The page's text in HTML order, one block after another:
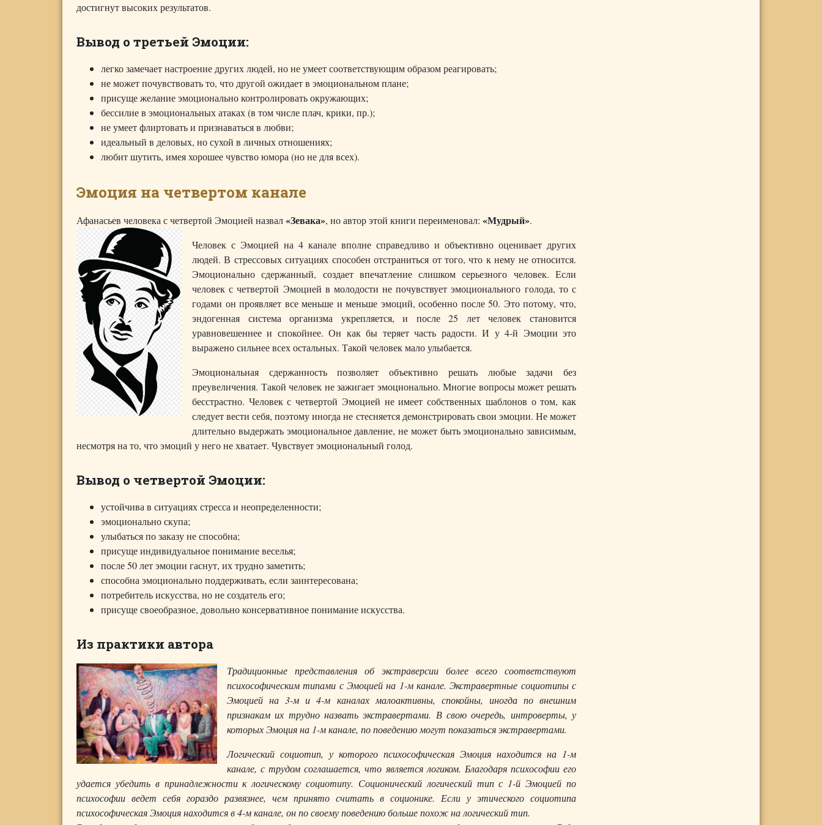
достигнут высоких результатов.
Вывод о третьей Эмоции:
легко замечает настроение других людей, но не умеет соответствующим образом реагировать;
не может почувствовать то, что другой ожидает в эмоциональном плане;
присуще желание эмоционально контролировать окружающих;
бессилие в эмоциональных атаках (в том числе плач, крики, пр.);
не умеет флиртовать и признаваться в любви;
идеальный в деловых, но сухой в личных отношениях;
любит шутить, имея хорошее чувство юмора (но не для всех).
Эмоция на четвертом канале
Афанасьев человека с четвертой Эмоцией назвал«Зевака», но автор этой книги переименовал: «Мудрый».
Человек с Эмоцией на 4 канале вполне справедливо и объективно оценивает других
людей. В стрессовых ситуациях способен отстраниться от того, что к нему не относится.
Эмоционально сдержанный, создает впечатление слишком серьезного человек. Если
человек с четвертой Эмоцией в молодости не почувствует эмоционального голода, то с
годами он проявляет все меньше и меньше эмоций, особенно после 50. Это потому, что,
эндогенная система организма укрепляется, и после 25 лет человек становится
уравновешеннее и спокойнее. Он как бы теряет часть радости. И у 4-й Эмоции это
выражено сильнее всех остальных. Такой человек мало улыбается.
Эмоциональная сдержанность позволяет объективно решать любые задачи без
преувеличения. Такой человек не зажигает эмоционально. Многие вопросы может решать
бесстрастно. Человек с четвертой Эмоцией не имеет собственных шаблонов о том, как
следует вести себя, поэтому иногда не стесняется демонстрировать свои эмоции. Не может
длительно выдержать эмоциональное давление, не может быть эмоционально зависимым,
несмотря на то, что эмоций у него не хватает. Чувствует эмоциональный голод.
Вывод о четвертой Эмоции:
устойчива в ситуациях стресса и неопределенности;
эмоционально скупа;
улыбаться по заказу не способна;
присуще индивидуальное понимание веселья;
после 50 лет эмоции гаснут, их трудно заметить;
способна эмоционально поддерживать, если заинтересована;
потребитель искусства, но не создатель его;
присуще своеобразное, довольно консервативное понимание искусства.
Из практики автора
Традиционные представления об экстраверсии более всего соответствуют
психософическим типами с Эмоцией на 1-м канале. Экстравертные социотипы с
Эмоцией на 3-м и 4-м каналах малоактивны, спокойны, иногда по внешним
признакам их трудно назвать экстравертами. В свою очередь, интроверты, у
которых Эмоция на 1-м канале, по поведению могут показаться экстравертами.
Логический социотип, у которого психософическая Эмоция находится на 1-м
канале, с трудом соглашается, что является логиком. Благодаря психософии его
удается убедить в принадлежности к логическому социотипу. Соционический логический тип с 1-й Эмоцией по
психософии ведет себя гораздо развязнее, чем принято считать в соционике. Если у этического социотипа
психософическая Эмоция находится в 4-м канале, он по своему поведению больше похож на логический тип.